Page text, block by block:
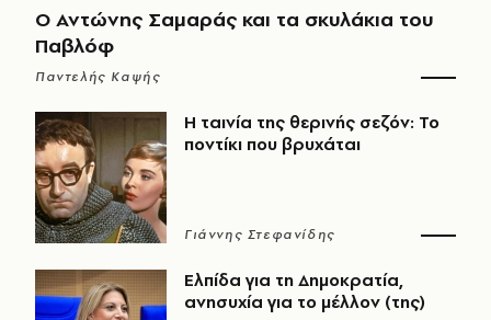
Ο Αντώνης Σαμαράς και τα σκυλάκια του
Παβλόφ
Παντελής Καψής
Η ταινία της θερινής σεζόν: Το
ποντίκι που βρυχάται
Γιάννης Στεφανίδης
Ελπίδα για τη Δημοκρατία,
ανησυχία για το μέλλον (της)